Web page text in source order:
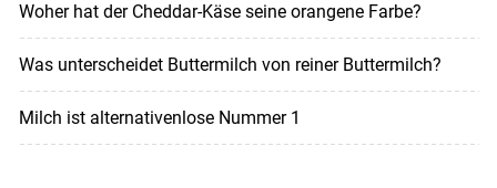
Woher hat der Cheddar-Käse seine orangene Farbe?
Was unterscheidet Buttermilch von reiner Buttermilch?
Milch ist alternativenlose Nummer 1